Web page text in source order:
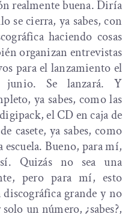
realmente buena. Diría
se cierra, ya sabes, con
haciendo cosas
organizan entrevistas
para el lanzamiento el
Se lanzará. Y
ya sabes, como las
el CD en caja de
casete, ya sabes, como
escuela. Bueno, para mí,
Quizás no sea una
pero para mí, esto
discográfica grande y no
un número, ¿sabes?,